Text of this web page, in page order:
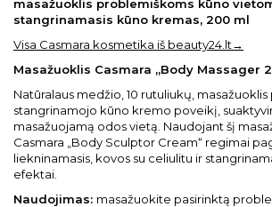
masažuoklis problemiškoms kūno
stangrinamasis kūno kremas, 200 ml
Visa Casmara kosmetika iš beauty24.lt→
Masažuoklis Casmara „Body Massager
Natūralaus medžio, 10 rutuliukų,
stangrinamojo kūno kremo poveikį,
masažuojamą odos vietą. Naudojant šį
Casmara „Body Sculptor Cream“ regimai
liekninamasis, kovos su celiulitu ir
efektai.
Naudojimas: masažuokite pasirinktą